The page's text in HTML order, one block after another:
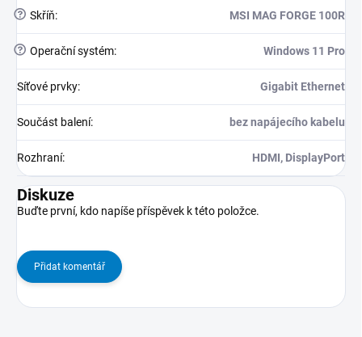
? Skříň: MSI MAG FORGE 100R
? Operační systém: Windows 11 Pro
Síťové prvky: Gigabit Ethernet
Součást balení: bez napájecího kabelu
Rozhraní: HDMI, DisplayPort
Diskuze
Buďte první, kdo napíše příspěvek k této položce.
Přidat komentář